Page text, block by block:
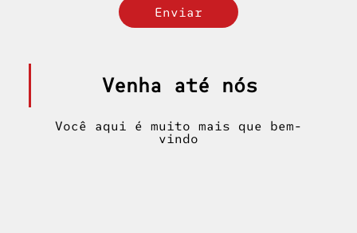
Venha até nós
Você aqui é muito mais que bem-
vindo